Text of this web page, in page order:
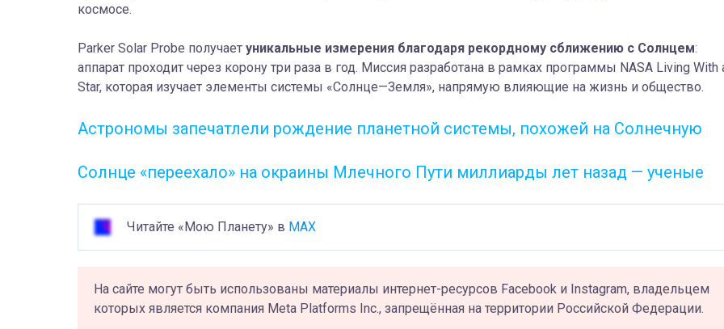
космосе.
Parker Solar Probe получает уникальные измерения благодаря рекордному сближению с Солнцем:
аппарат проходит через корону три раза в год. Миссия разработана в рамках программы NASA Living With
Star, которая изучает элементы системы «Солнце—Земля», напрямую влияющие на жизнь и общество.
Астрономы запечатлели рождение планетной системы, похожей на Солнечную
Солнце «переехало» на окраины Млечного Пути миллиарды лет назад — ученые
Читайте «Мою Планету» в MAX
На сайте могут быть использованы материалы интернет-ресурсов Facebook и Instagram, владельцем
которых является компания Meta Platforms Inc., запрещённая на территории Российской Федерации.